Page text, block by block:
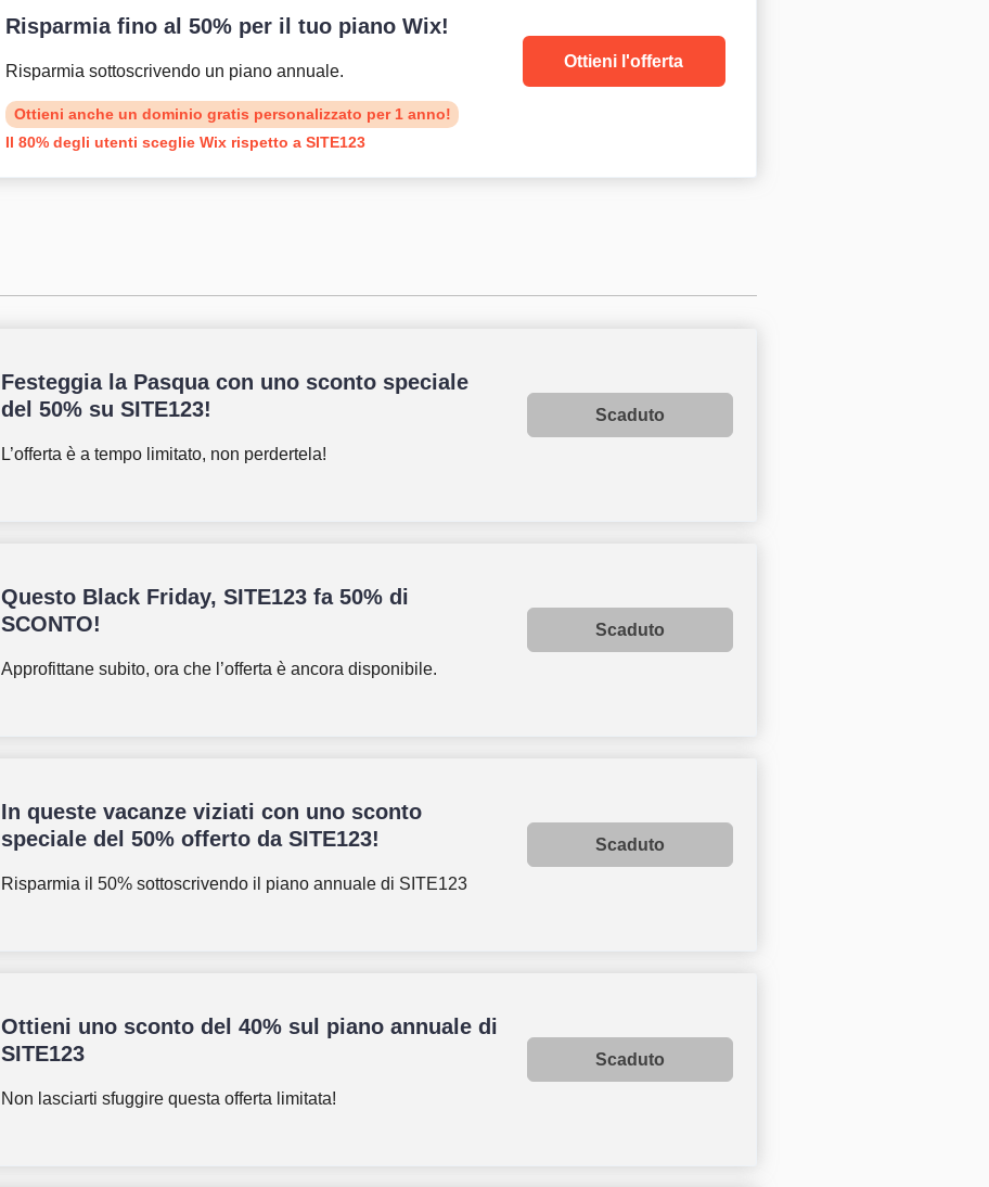
Risparmia fino al 50% per il tuo piano Wix!
Risparmia sottoscrivendo un piano annuale.
Ottieni anche un dominio gratis personalizzato per 1 anno!
Il 80% degli utenti sceglie Wix rispetto a SITE123
Ottieni l'offerta
Festeggia la Pasqua con uno sconto speciale
del 50% su SITE123!
L’offerta è a tempo limitato, non perdertela!
Scaduto
Questo Black Friday, SITE123 fa 50% di
SCONTO!
Approfittane subito, ora che l’offerta è ancora disponibile.
Scaduto
In queste vacanze viziati con uno sconto
speciale del 50% offerto da SITE123!
Risparmia il 50% sottoscrivendo il piano annuale di SITE123
Scaduto
Ottieni uno sconto del 40% sul piano annuale di
SITE123
Non lasciarti sfuggire questa offerta limitata!
Scaduto